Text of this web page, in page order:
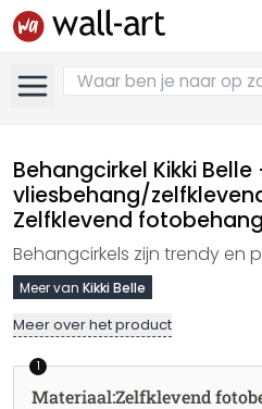
Behangcirkel Kikki
vliesbehang/
Zelfklevend
Behangcirkels zijn trendy en
Meer van Kikki Belle
Meer over het product
1
Materiaal:Zelfklevend